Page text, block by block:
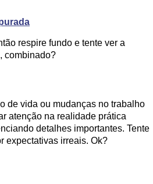
respire fundo e tente ver a
combinado?
de vida ou mudanças no trabalho
atenção na realidade prática
detalhes importantes. Tente
expectativas irreais. Ok?